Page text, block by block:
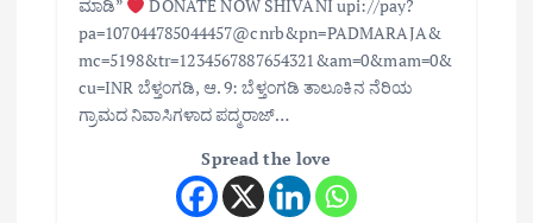
ಮಾಡಿ”
DONATE NOW SHIVANI upi://pay?
pa=107044785044457@cnrb&pn=PADMARAJA&
mc=5198&tr=1234567887654321&am=0&mam=0&
cu=INR ಬೆಳ್ತಂಗಡಿ, ಆ. 9: ಬೆಳ್ತಂಗಡಿ ತಾಲೂಕಿನ ನೆರಿಯ
ಗ್ರಾಮದ ನಿವಾಸಿಗಳಾದ ಪದ್ಮರಾಜ್…
Spread the love